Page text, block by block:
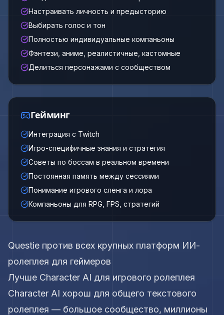
Настраивать личность и предысторию
Выбирать голос и тон
Полностью индивидуальные компаньоны
Фэнтези, аниме, реалистичные, кастомные
Делиться персонажами с сообществом
Гейминг
Интеграция с Twitch
Игро-специфичные знания и стратегия
Советы по боссам в реальном времени
Постоянная память между сессиями
Понимание игрового сленга и лора
Компаньоны для RPG, FPS, стратегий
Questie против всех крупных платформ ИИ-
ролеплея для геймеров
Лучше Character AI для игрового ролеплея
Character AI хорош для общего текстового
ролеплея — большое сообщество, миллионы